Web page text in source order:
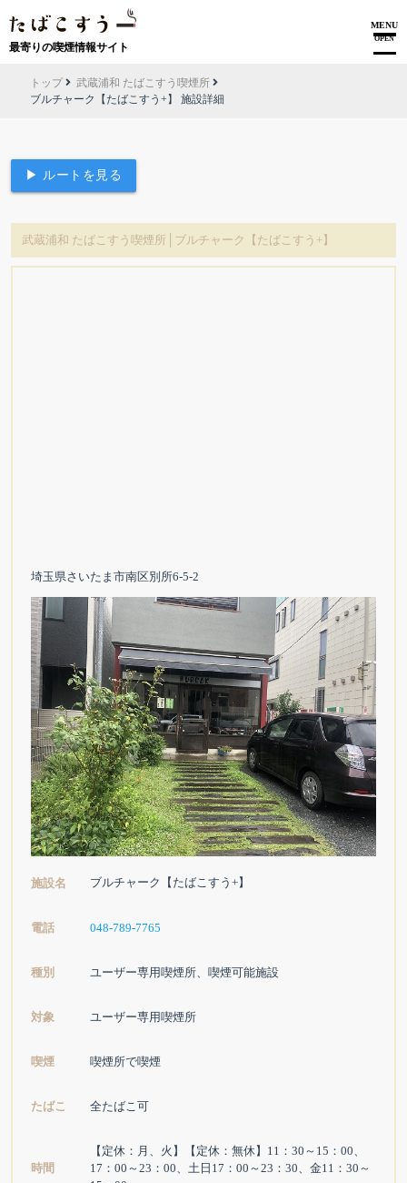
最寄りの喫煙情報サイト
MENU
OPEN
トップ
武蔵浦和 たばこすう喫煙所
ブルチャーク【たばこすう+】 施設詳細
▶ ルートを見る
武蔵浦和 たばこすう喫煙所│ブルチャーク【たばこすう+】
埼玉県さいたま市南区別所6-5-2
施設名 ブルチャーク【たばこすう+】
電話 048-789-7765
種別 ユーザー専用喫煙所、喫煙可能施設
対象 ユーザー専用喫煙所
喫煙 喫煙所で喫煙
たばこ 全たばこ可
時間
【定休：月、火】【定休：無休】11：30～15：00、
17：00～23：00、土日17：00～23：30、金11：30～